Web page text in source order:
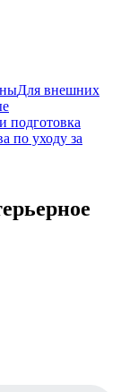
Для внешних
подготовка
по уходу за